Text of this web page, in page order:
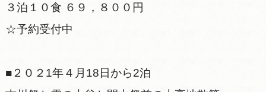
３泊１０食 ６９，８００円
☆予約受付中
■２０２1年４月18日から2泊